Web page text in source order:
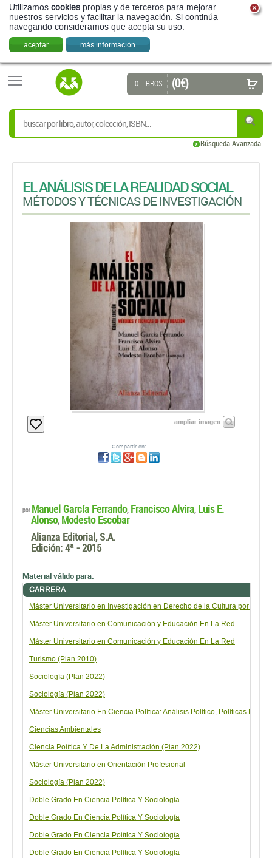
Utilizamos cookies propias y de terceros para mejorar
nuestros servicios y facilitar la navegación. Si continúa
navegando consideramos que acepta su uso.
aceptar más información
Búsqueda Avanzada
0 LIBROS (0 €)
EL ANÁLISIS DE LA REALIDAD SOCIAL
MÉTODOS Y TÉCNICAS DE INVESTIGACIÓN
ampliar imagen
Compartir en:
por Manuel García Ferrando, Francisco Alvira, Luis E.
Alonso, Modesto Escobar
Alianza Editorial, S.A.
Edición:4ª - 2015
Material válido para:
CARRERA
Máster Universitario en Investigación en Derecho de la Cultura por la
Máster Universitario en Comunicación y Educación En La Red
Máster Universitario en Comunicación y Educación En La Red
Turismo (Plan 2010)
Sociología (Plan 2022)
Sociología (Plan 2022)
Máster Universitario En Ciencia Política: Análisis Político, Políticas
Ciencias Ambientales
Ciencia Política Y De La Administración (Plan 2022)
Máster Universitario en Orientación Profesional
Sociología (Plan 2022)
Doble Grado En Ciencia Política Y Sociología
Doble Grado En Ciencia Política Y Sociología
Doble Grado En Ciencia Política Y Sociología
Doble Grado En Ciencia Política Y Sociología